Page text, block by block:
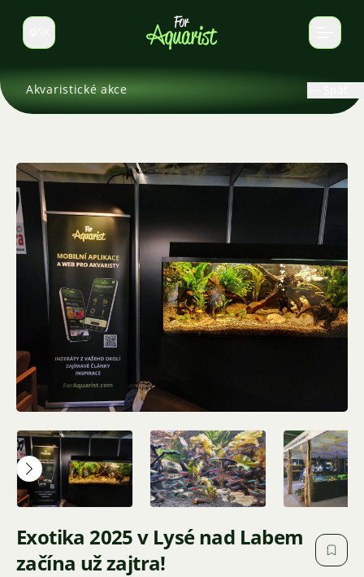
Prepnúť jazyk
Akvaristické akce
Exotika 2025 v Lysé nad Labem
začína už zajtra!